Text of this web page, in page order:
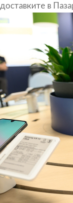
доставките в